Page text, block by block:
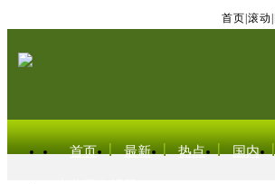
首页 滚动
首页 最新 热点 国内